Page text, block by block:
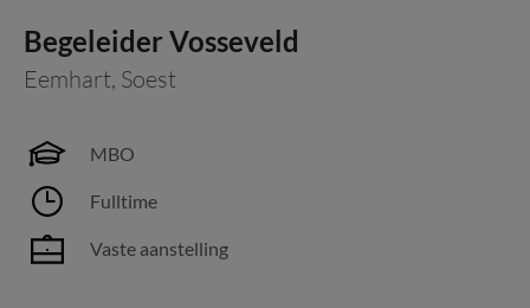
Begeleider Vosseveld
Eemhart, Soest
MBO
Fulltime
Vaste aanstelling